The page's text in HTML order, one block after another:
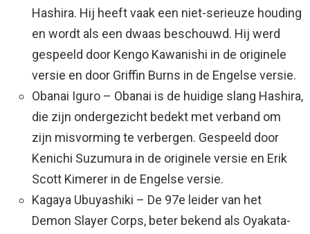
Hashira. Hij heeft vaak een niet-serieuze houding
en wordt als een dwaas beschouwd. Hij werd
gespeeld door Kengo Kawanishi in de originele
versie en door Griffin Burns in de Engelse versie.
Obanai Iguro – Obanai is de huidige slang Hashira,
die zijn ondergezicht bedekt met verband om
zijn misvorming te verbergen. Gespeeld door
Kenichi Suzumura in de originele versie en Erik
Scott Kimerer in de Engelse versie.
Kagaya Ubuyashiki – De 97e leider van het
Demon Slayer Corps, beter bekend als Oyakata-